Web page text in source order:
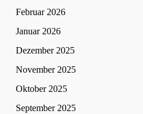
Februar 2026
Januar 2026
Dezember 2025
November 2025
Oktober 2025
September 2025